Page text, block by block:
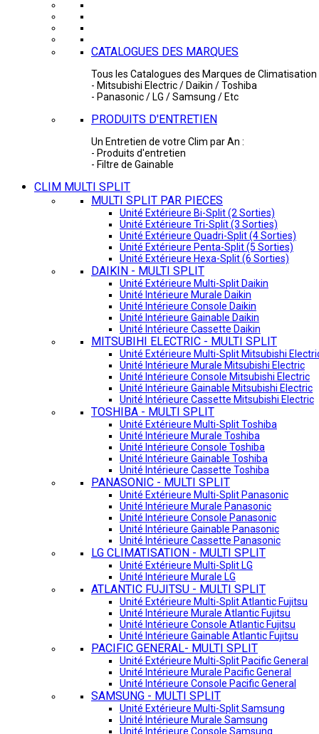
CATALOGUES DES MARQUES
Tous les Catalogues des Marques de Climatisation
- Mitsubishi Electric / Daikin / Toshiba
- Panasonic / LG / Samsung / Etc
PRODUITS D'ENTRETIEN
Un Entretien de votre Clim par An :
- Produits d'entretien
- Filtre de Gainable
CLIM MULTI SPLIT
MULTI SPLIT PAR PIECES
Unité Extérieure Bi-Split (2 Sorties)
Unité Extérieure Tri-Split (3 Sorties)
Unité Extérieure Quadri-Split (4 Sorties)
Unité Extérieure Penta-Split (5 Sorties)
Unité Extérieure Hexa-Split (6 Sorties)
DAIKIN - MULTI SPLIT
Unité Extérieure Multi-Split Daikin
Unité Intérieure Murale Daikin
Unité Intérieure Console Daikin
Unité Intérieure Gainable Daikin
Unité Intérieure Cassette Daikin
MITSUBIHI ELECTRIC - MULTI SPLIT
Unité Extérieure Multi-Split Mitsubishi
Unité Intérieure Murale Mitsubishi Electric
Unité Intérieure Console Mitsubishi Electric
Unité Intérieure Gainable Mitsubishi Electric
Unité Intérieure Cassette Mitsubishi Electric
TOSHIBA - MULTI SPLIT
Unité Extérieure Multi-Split Toshiba
Unité Intérieure Murale Toshiba
Unité Intérieure Console Toshiba
Unité Intérieure Gainable Toshiba
Unité Intérieure Cassette Toshiba
PANASONIC - MULTI SPLIT
Unité Extérieure Multi-Split Panasonic
Unité Intérieure Murale Panasonic
Unité Intérieure Console Panasonic
Unité Intérieure Gainable Panasonic
Unité Intérieure Cassette Panasonic
LG CLIMATISATION - MULTI SPLIT
Unité Extérieure Multi-Split LG
Unité Intérieure Murale LG
ATLANTIC FUJITSU - MULTI SPLIT
Unité Extérieure Multi-Split Atlantic Fujitsu
Unité Intérieure Murale Atlantic Fujitsu
Unité Intérieure Console Atlantic Fujitsu
Unité Intérieure Gainable Atlantic Fujitsu
PACIFIC GENERAL- MULTI SPLIT
Unité Extérieure Multi-Split Pacific General
Unité Intérieure Murale Pacific General
Unité Intérieure Console Pacific General
SAMSUNG - MULTI SPLIT
Unité Extérieure Multi-Split Samsung
Unité Intérieure Murale Samsung
Unité Intérieure Console Samsung